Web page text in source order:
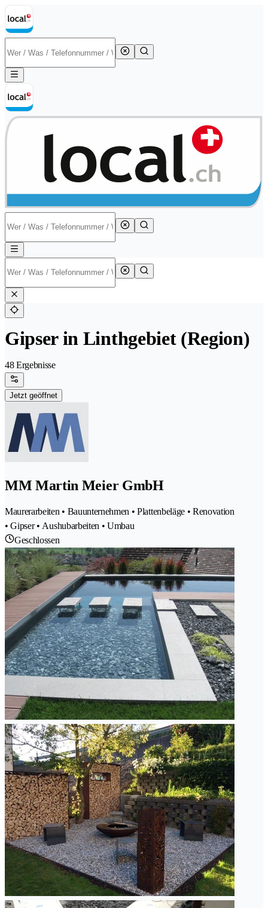
Gipser in Linthgebiet (Region)
48 Ergebnisse
Jetzt geöffnet
MM Martin Meier GmbH
Maurerarbeiten • Bauunternehmen • Plattenbeläge • Renovation
• Gipser • Aushubarbeiten • Umbau
Geschlossen